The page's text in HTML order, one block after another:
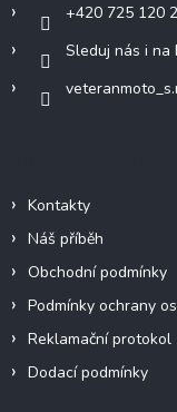
+420 725 120
Sleduj nás i na
Kontakty
Náš příběh
Obchodní podmínky
Podmínky ochrany
Reklamační protokol
Dodací podmínky